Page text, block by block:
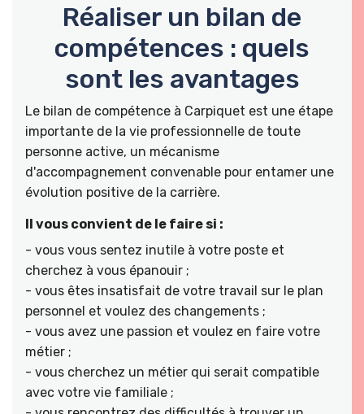
Réaliser un bilan de
compétences : quels
sont les avantages
Le bilan de compétence à Carpiquet est une étape
importante de la vie professionnelle de toute
personne active, un mécanisme
d'accompagnement convenable pour entamer une
évolution positive de la carrière.
Il vous convient de le faire si :
- vous vous sentez inutile à votre poste et
cherchez à vous épanouir ;
- vous êtes insatisfait de votre travail sur le plan
personnel et voulez des changements ;
- vous avez une passion et voulez en faire votre
métier ;
- vous cherchez un métier qui serait compatible
avec votre vie familiale ;